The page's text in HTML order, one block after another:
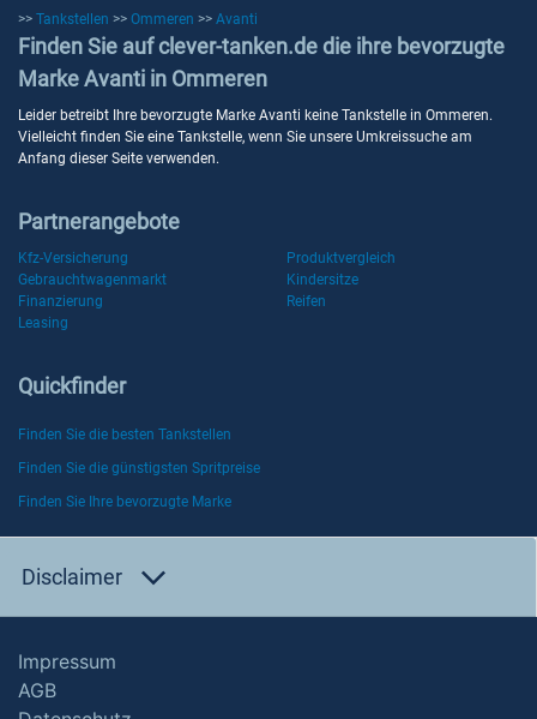
>> Tankstellen >> Ommeren >> Avanti
Finden Sie auf clever-tanken.de die ihre bevorzugte
Marke Avanti in Ommeren
Leider betreibt Ihre bevorzugte Marke Avanti keine Tankstelle in Ommeren.
Vielleicht finden Sie eine Tankstelle, wenn Sie unsere Umkreissuche am
Anfang dieser Seite verwenden.
Partnerangebote
Kfz-Versicherung
Produktvergleich
Gebrauchtwagenmarkt
Kindersitze
Finanzierung
Reifen
Leasing
Quickfinder
Finden Sie die besten Tankstellen
Finden Sie die günstigsten Spritpreise
Finden Sie Ihre bevorzugte Marke
Disclaimer
Impressum
AGB